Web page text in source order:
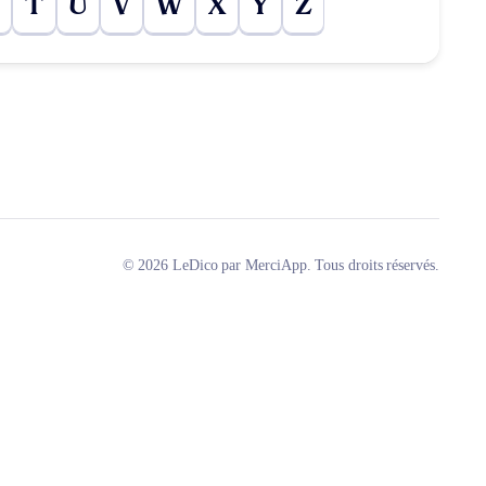
T U V W X Y Z
© 2026 LeDico par MerciApp. Tous droits réservés.